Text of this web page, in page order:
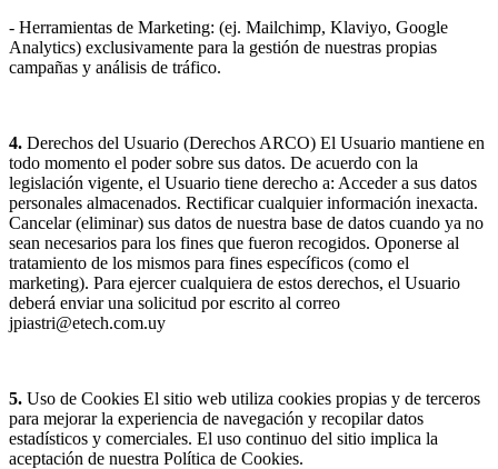
- Herramientas de Marketing: (ej. Mailchimp, Klaviyo, Google
Analytics) exclusivamente para la gestión de nuestras propias
campañas y análisis de tráfico.
4. Derechos del Usuario (Derechos ARCO) El Usuario mantiene en
todo momento el poder sobre sus datos. De acuerdo con la
legislación vigente, el Usuario tiene derecho a: Acceder a sus datos
personales almacenados. Rectificar cualquier información inexacta.
Cancelar (eliminar) sus datos de nuestra base de datos cuando ya no
sean necesarios para los fines que fueron recogidos. Oponerse al
tratamiento de los mismos para fines específicos (como el
marketing). Para ejercer cualquiera de estos derechos, el Usuario
deberá enviar una solicitud por escrito al correo
jpiastri@etech.com.uy
5. Uso de Cookies El sitio web utiliza cookies propias y de terceros
para mejorar la experiencia de navegación y recopilar datos
estadísticos y comerciales. El uso continuo del sitio implica la
aceptación de nuestra Política de Cookies.